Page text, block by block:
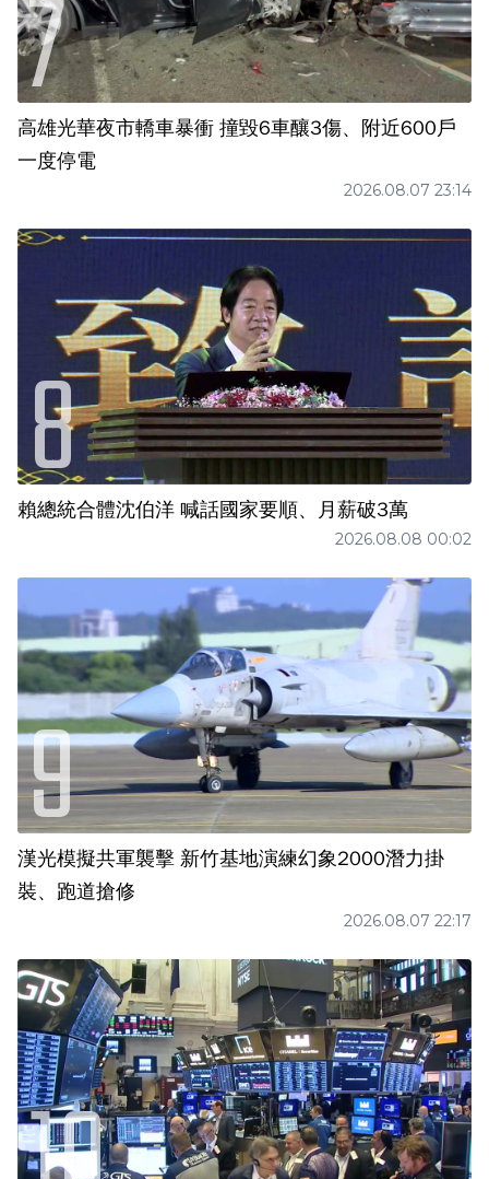
高雄光華夜市轎車暴衝 撞毀6車釀3傷、附近600戶
一度停電
2026.08.07 23:14
賴總統合體沈伯洋 喊話國家要順、月薪破3萬
2026.08.08 00:02
漢光模擬共軍襲擊 新竹基地演練幻象2000潛力掛
裝、跑道搶修
2026.08.07 22:17